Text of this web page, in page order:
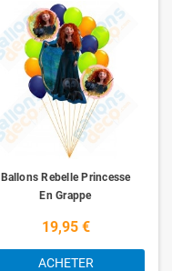
Ballons Rebelle Princesse
En Grappe
19,95 €
ACHETER